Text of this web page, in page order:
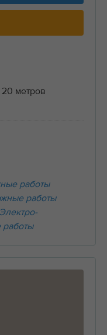
метров
работы
работы